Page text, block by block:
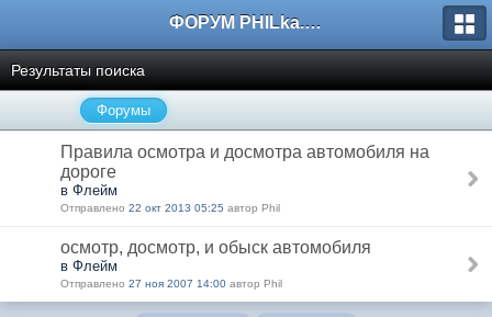
ФОРУМ PHILka.RU
Результаты поиска
Форумы
Правила осмотра и досмотра автомобиля на
дороге
в Флейм
Отправлено 22 окт 2013 05:25 автор Phil
осмотр, досмотр, и обыск автомобиля
в Флейм
Отправлено 27 ноя 2007 14:00 автор Phil